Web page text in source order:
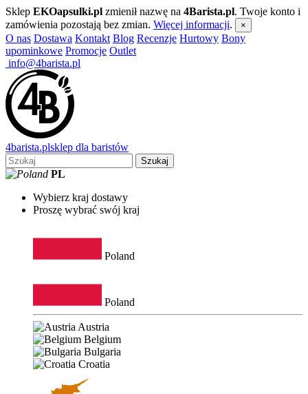
Sklep EKOapsulki.pl zmienił nazwę na 4Barista.pl. Twoje konto i
zamówienia pozostają bez zmian. Więcej informacji. ×
O nas Dostawa Kontakt Blog Recenzje Hurtowy Bony
upominkowe Promocje Outlet
info@4barista.pl
4barista.plsklep dla baristów
Szukaj
PL
Wybierz kraj dostawy
Proszę wybrać swój kraj
Poland
Poland
Austria
Belgium
Bulgaria
Croatia